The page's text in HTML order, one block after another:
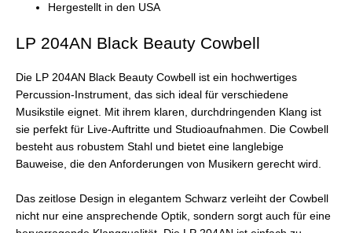
Hergestellt in den USA
LP 204AN Black Beauty Cowbell
Die LP 204AN Black Beauty Cowbell ist ein hochwertiges
Percussion-Instrument, das sich ideal für verschiedene
Musikstile eignet. Mit ihrem klaren, durchdringenden Klang ist
sie perfekt für Live-Auftritte und Studioaufnahmen. Die Cowbell
besteht aus robustem Stahl und bietet eine langlebige
Bauweise, die den Anforderungen von Musikern gerecht wird.
Das zeitlose Design in elegantem Schwarz verleiht der Cowbell
nicht nur eine ansprechende Optik, sondern sorgt auch für eine